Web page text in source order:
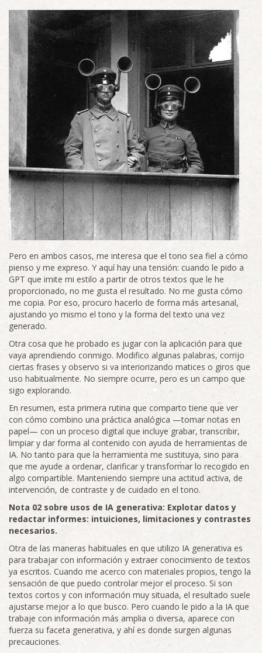
Pero en ambos casos, me interesa que el tono sea fiel a cómo
pienso y me expreso. Y aquí hay una tensión: cuando le pido a
GPT que imite mi estilo a partir de otros textos que le he
proporcionado, no me gusta el resultado. No me gusta cómo
me copia. Por eso, procuro hacerlo de forma más artesanal,
ajustando yo mismo el tono y la forma del texto una vez
generado.
Otra cosa que he probado es jugar con la aplicación para que
vaya aprendiendo conmigo. Modifico algunas palabras, corrijo
ciertas frases y observo si va interiorizando matices o giros que
uso habitualmente. No siempre ocurre, pero es un campo que
sigo explorando.
En resumen, esta primera rutina que comparto tiene que ver
con cómo combino una práctica analógica —tomar notas en
papel— con un proceso digital que incluye grabar, transcribir,
limpiar y dar forma al contenido con ayuda de herramientas de
IA. No tanto para que la herramienta me sustituya, sino para
que me ayude a ordenar, clarificar y transformar lo recogido en
algo compartible. Manteniendo siempre una actitud activa, de
intervención, de contraste y de cuidado en el tono.
Nota 02 sobre usos de IA generativa: Explotar datos y
redactar informes: intuiciones, limitaciones y contrastes
necesarios.
Otra de las maneras habituales en que utilizo IA generativa es
para trabajar con información y extraer conocimiento de textos
ya escritos. Cuando me acerco con materiales propios, tengo la
sensación de que puedo controlar mejor el proceso. Si son
textos cortos y con información muy situada, el resultado suele
ajustarse mejor a lo que busco. Pero cuando le pido a la IA que
trabaje con información más amplia o diversa, aparece con
fuerza su faceta generativa, y ahí es donde surgen algunas
precauciones.